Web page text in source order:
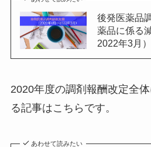
後発医薬品
薬品に係る
2022年3月）
2020年度の調剤報酬改定全
る記事はこちらです。
あわせて読みたい